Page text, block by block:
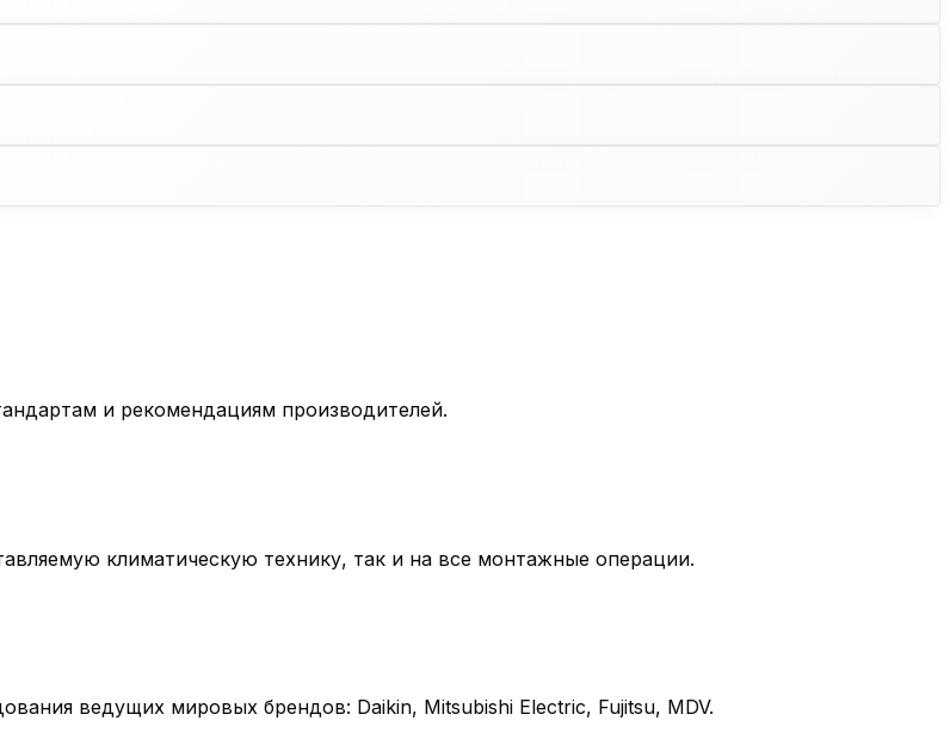
и рекомендациям производителей.
климатическую технику, так и на все монтажные операции.
ведущих мировых брендов: Daikin, Mitsubishi Electric, Fujitsu, MDV.